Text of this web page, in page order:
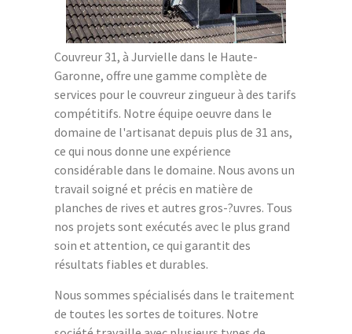
Couvreur 31, à Jurvielle dans le Haute-
Garonne, offre une gamme complète de
services pour le couvreur zingueur à des tarifs
compétitifs. Notre équipe oeuvre dans le
domaine de l'artisanat depuis plus de 31 ans,
ce qui nous donne une expérience
considérable dans le domaine. Nous avons un
travail soigné et précis en matière de
planches de rives et autres gros-?uvres. Tous
nos projets sont exécutés avec le plus grand
soin et attention, ce qui garantit des
résultats fiables et durables.
Nous sommes spécialisés dans le traitement
de toutes les sortes de toitures. Notre